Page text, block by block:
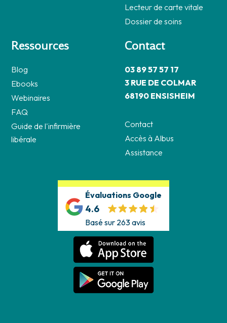
Lecteur de carte vitale
Dossier de soins
Ressources
Blog
Ebooks
Webinaires
FAQ
Guide de l'infirmière
libérale
Contact
03 89 57 57 17
3 RUE DE COLMAR
68190 ENSISHEIM
Contact
Accès à Albus
Assistance
Évaluations Google
4.6
Basé sur 263 avis